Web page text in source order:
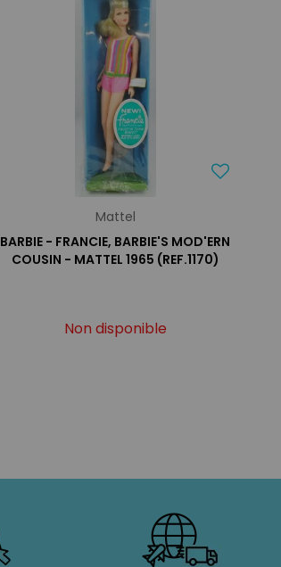
Mattel
BARBIE - FRANCIE, BARBIE'S MOD'ERN
COUSIN - MATTEL 1965 (REF.1170)
Non disponible